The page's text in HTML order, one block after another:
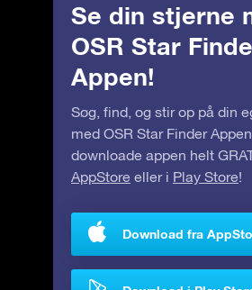
Se din stjerne
OSR Star
Appen!
Søg, find, og stir op på din
med OSR Star Finder
downloade appen helt
AppStore eller i Play Store!
Download fra